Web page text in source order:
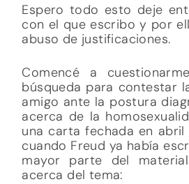
Espero todo esto deje
con el que escribo y por
abuso de justificaciones.
Comencé a
búsqueda para contestar
amigo ante la postura
acerca de la
una carta fechada en abril
cuando Freud ya había
mayor parte del
acerca del tema: